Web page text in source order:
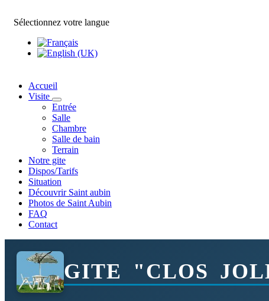
Sélectionnez votre langue
Accueil
Visite
Entrée
Salle
Chambre
Salle de bain
Terrain
Notre gite
Dispos/Tarifs
Situation
Découvrir Saint aubin
Photos de Saint Aubin
FAQ
Contact
GITE "CLOS